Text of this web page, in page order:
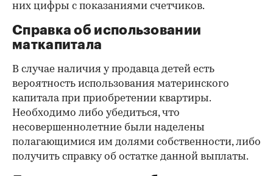
них цифры с показаниями счетчиков.
Справка об использовании
маткапитала
В случае наличия у продавца детей есть
вероятность использования материнского
капитала при приобретении квартиры.
Необходимо либо убедиться, что
несовершеннолетние были наделены
полагающимися им долями собственности, либо
получить справку об остатке данной выплаты.